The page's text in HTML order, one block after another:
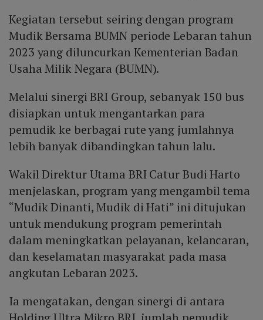
Kegiatan tersebut seiring dengan program
Mudik Bersama BUMN periode Lebaran tahun
2023 yang diluncurkan Kementerian Badan
Usaha Milik Negara (BUMN).
Melalui sinergi BRI Group, sebanyak 150 bus
disiapkan untuk mengantarkan para
pemudik ke berbagai rute yang jumlahnya
lebih banyak dibandingkan tahun lalu.
Wakil Direktur Utama BRI Catur Budi Harto
menjelaskan, program yang mengambil tema
“Mudik Dinanti, Mudik di Hati” ini ditujukan
untuk mendukung program pemerintah
dalam meningkatkan pelayanan, kelancaran,
dan keselamatan masyarakat pada masa
angkutan Lebaran 2023.
Ia mengatakan, dengan sinergi di antara